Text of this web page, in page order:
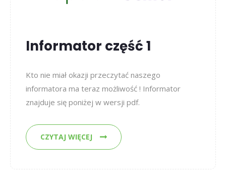
Informator część 1
Kto nie miał okazji przeczytać naszego
informatora ma teraz możliwość ! Informator
znajduje się poniżej w wersji pdf.
CZYTAJ WIĘCEJ